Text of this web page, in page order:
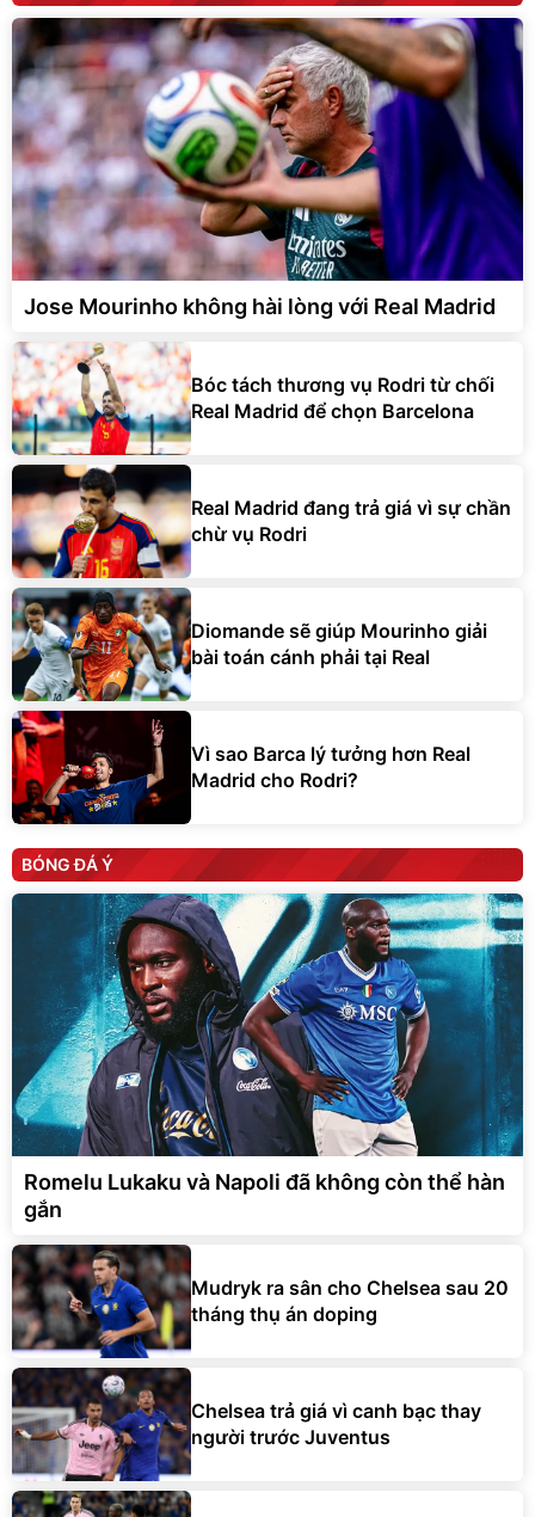
Jose Mourinho không hài lòng với Real Madrid
Bóc tách thương vụ Rodri từ chối
Real Madrid để chọn Barcelona
Real Madrid đang trả giá vì sự chần
chừ vụ Rodri
Diomande sẽ giúp Mourinho giải
bài toán cánh phải tại Real
Vì sao Barca lý tưởng hơn Real
Madrid cho Rodri?
BÓNG ĐÁ Ý
Romelu Lukaku và Napoli đã không còn thể hàn
gắn
Mudryk ra sân cho Chelsea sau 20
tháng thụ án doping
Chelsea trả giá vì canh bạc thay
người trước Juventus